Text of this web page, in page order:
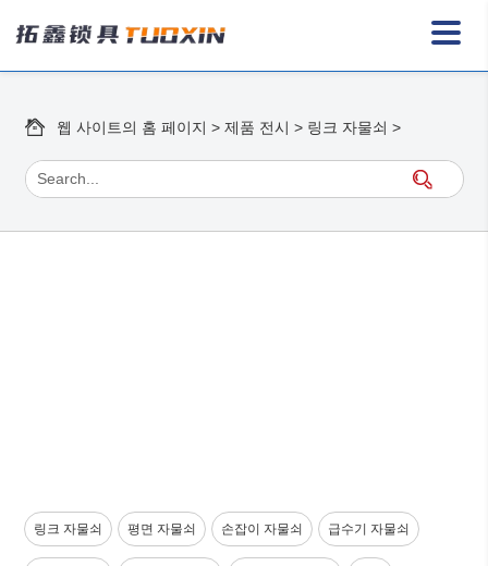
웹 사이트의 홈 페이지 >제품 전시 > 링크 자물쇠 >
링크 자물쇠 평면 자물쇠 손잡이 자물쇠 급수기 자물쇠